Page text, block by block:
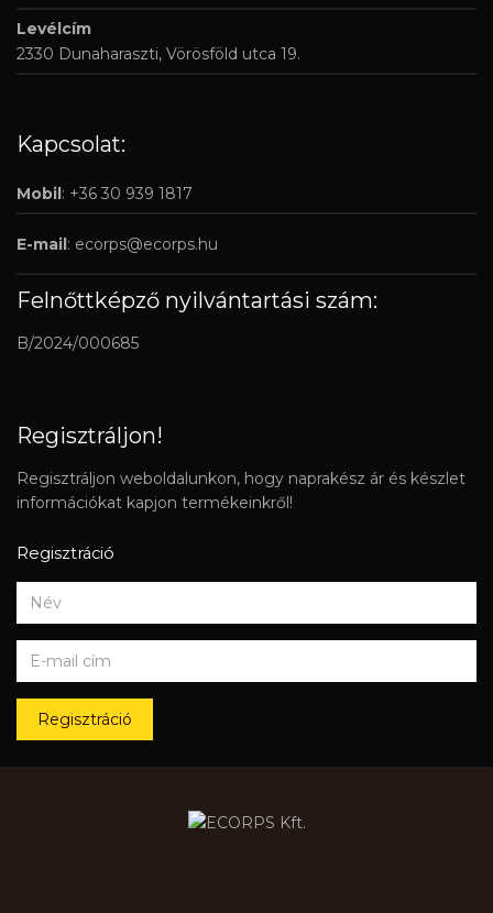
Levélcím
2330 Dunaharaszti, Vörösföld utca 19.
Kapcsolat:
Mobil: +36 30 939 1817
E-mail: ecorps@ecorps.hu
Felnőttképző nyilvántartási szám:
B/2024/000685
Regisztráljon!
Regisztráljon weboldalunkon, hogy naprakész ár és készlet
információkat kapjon termékeinkről!
Regisztráció
Regisztráció